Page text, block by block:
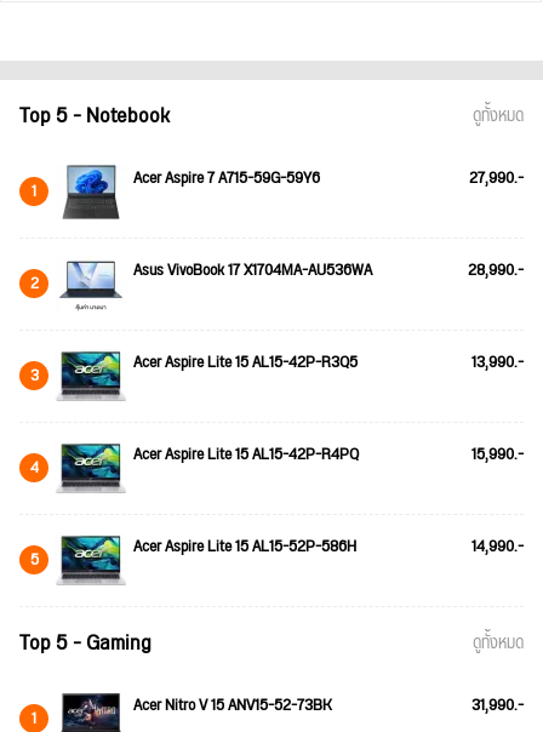
Top 5 - Notebook ดูทั้งหมด
1 Acer Aspire 7 A715-59G-59Y6 27,990.-
2 Asus VivoBook 17 X1704MA-AU536WA 28,990.-
3 Acer Aspire Lite 15 AL15-42P-R3Q5 13,990.-
4 Acer Aspire Lite 15 AL15-42P-R4PQ 15,990.-
5 Acer Aspire Lite 15 AL15-52P-586H 14,990.-
Top 5 - Gaming ดูทั้งหมด
1 Acer Nitro V 15 ANV15-52-73BK 31,990.-